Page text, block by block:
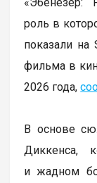
роль в
показали на
фильма в
2026 года,
В основе
Диккенса,
и жадном